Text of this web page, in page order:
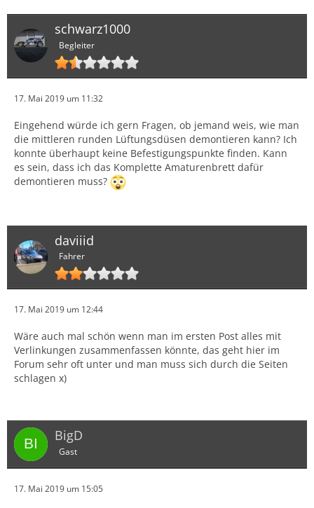
schwarz1000
Begleiter
17. Mai 2019 um 11:32
Eingehend würde ich gern Fragen, ob jemand weis, wie man
die mittleren runden Lüftungsdüsen demontieren kann? Ich
konnte überhaupt keine Befestigungspunkte finden. Kann
es sein, dass ich das Komplette Amaturenbrett dafür
demontieren muss?
daviiid
Fahrer
17. Mai 2019 um 12:44
Wäre auch mal schön wenn man im ersten Post alles mit
Verlinkungen zusammenfassen könnte, das geht hier im
Forum sehr oft unter und man muss sich durch die Seiten
schlagen x)
BigD
Gast
17. Mai 2019 um 15:05